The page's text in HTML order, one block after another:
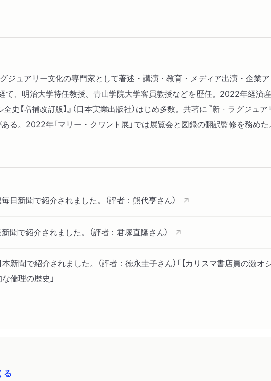
グジュアリー文化の専門家として著述・講演・教育・メディア出演・企業
、明治大学特任教授、青山学院大学客員教授などを歴任。2022年経済
全史【増補改訂版】』（日本実業出版社）はじめ多数。共著に『新・ラグジ
る。2022年「マリー・クワント展」では展覧会と図録の翻訳監修を務めた。
日新聞で紹介されました。（評者：熊代亨さん）
聞で紹介されました。（評者：君塚直隆さん）
新聞で紹介されました。（評者：徳永圭子さん）「【カリスマ書店員の激
倫理の歴史」
る